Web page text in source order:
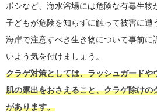
ボシなど、海水浴場には危険な有毒生物
子どもが危険を知らずに触って被害に遭
海岸で注意すべき生き物について事前に
いよう気を付けましょう。
クラゲ対策としては、ラッシュガードや
肌の露出をおさえること、クラゲ除けの
があります。